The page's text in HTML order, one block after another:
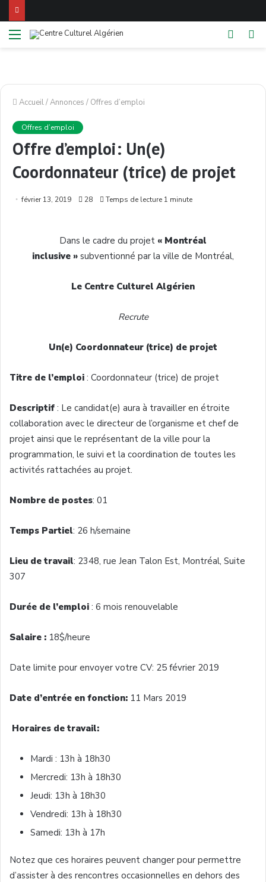
Menu
Switch
Accueil/Annonces / Offres d’emploi
Offres d’emploi
Offre d’emploi: Un(e)
Coordonnateur (trice) de projet
février 13, 2019 28 Temps de lecture 1 minute
Dans le cadre du projet « Montréal
inclusive » subventionné par la ville de Montréal,
Le Centre Culturel Algérien
Recrute
Un(e) Coordonnateur (trice) de projet
Titre de l’emploi : Coordonnateur (trice) de projet
Descriptif : Le candidat(e) aura à travailler en étroite
collaboration avec le directeur de l’organisme et chef de
projet ainsi que le représentant de la ville pour la
programmation, le suivi et la coordination de toutes les
activités rattachées au projet.
Nombre de postes: 01
Temps Partiel: 26 h/semaine
Lieu de travail: 2348, rue Jean Talon Est, Montréal, Suite
307
Durée de l’emploi : 6 mois renouvelable
Salaire : 18$/heure
Date limite pour envoyer votre CV: 25 février 2019
Date d’entrée en fonction: 11 Mars 2019
Horaires de travail:
Mardi : 13h à 18h30
Mercredi: 13h à 18h30
Jeudi: 13h à 18h30
Vendredi: 13h à 18h30
Samedi: 13h à 17h
Notez que ces horaires peuvent changer pour permettre
d’assister à des rencontres occasionnelles en dehors des